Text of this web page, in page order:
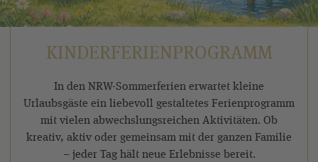
KINDERFERIENPROGRAMM
In den NRW-Sommerferien erwartet kleine
Urlaubsgäste ein liebevoll gestaltetes Ferienprogramm
mit vielen abwechslungsreichen Aktivitäten. Ob
kreativ, aktiv oder gemeinsam mit der ganzen Familie
– jeder Tag hält neue Erlebnisse bereit.